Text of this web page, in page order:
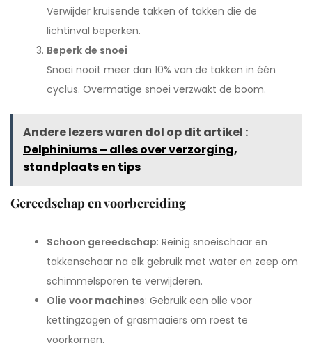
Verwijder kruisende takken of takken die de
lichtinval beperken.
Beperk de snoei
Snoei nooit meer dan 10% van de takken in één
cyclus. Overmatige snoei verzwakt de boom.
Andere lezers waren dol op dit artikel :
Delphiniums – alles over verzorging,
standplaats en tips
Gereedschap en voorbereiding
Schoon gereedschap: Reinig snoeischaar en
takkenschaar na elk gebruik met water en zeep om
schimmelsporen te verwijderen.
Olie voor machines: Gebruik een olie voor
kettingzagen of grasmaaiers om roest te
voorkomen.